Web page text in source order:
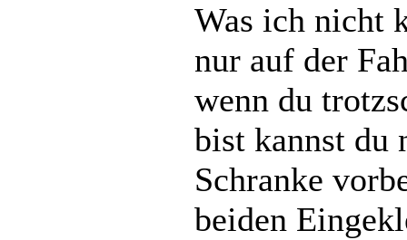
Was ich nicht
nur auf der
wenn du
bist kannst du
Schranke
beiden